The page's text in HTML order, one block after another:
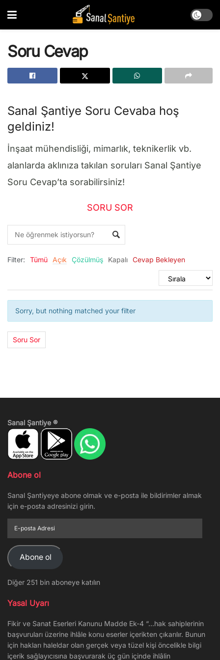
Soru Cevap
Sanal Şantiye Soru Cevaba hoş
geldiniz!
İnşaat mühendisliği, mimarlık, teknikerlik vb.
alanlarda aklınıza takılan soruları Sanal Şantiye
Soru Cevap’ta sorabilirsiniz!
SORU SOR
Filter: Tümü Açık Çözülmüş Kapalı Cevap Bekleyen
Sorry, but nothing matched your filter
Soru Sor
Sanal Şantiye ®
Abone ol
Sanal Şantiyeye abone olmak ve e-posta ile bildirimler almak
için e-posta adresinizi girin.
posta
Adresi
Abone ol
Diğer 251 bin aboneye katılın
Yasal Uyarı
Fikir ve Sanat Eserleri Kanunu Madde Ek-4 “…hak sahiplerinin
başvuruları üzerine ihlâle konu eserler içerikten çıkarılır. Bunun
için hakları haleldar olan gerçek veya tüzel kişi öncelikle bilgi
içerik sağlayıcısına başvurarak üç gün içinde ihlâlin